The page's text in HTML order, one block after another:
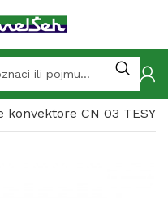
CN 03 TESY